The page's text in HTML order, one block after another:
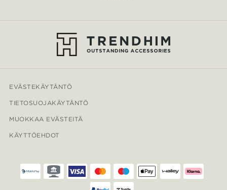
EVÄSTEKÄYTÄNTÖ
TIETOSUOJAKÄYTÄNTÖ
MUOKKAA EVÄSTEITÄ
KÄYTTÖEHDOT